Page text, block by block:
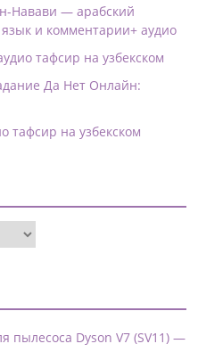
Навави — арабский
и комментарии+ аудио
тафсир на узбекском
Да Нет Онлайн:
тафсир на узбекском
пылесоса Dyson V7 (SV11) —